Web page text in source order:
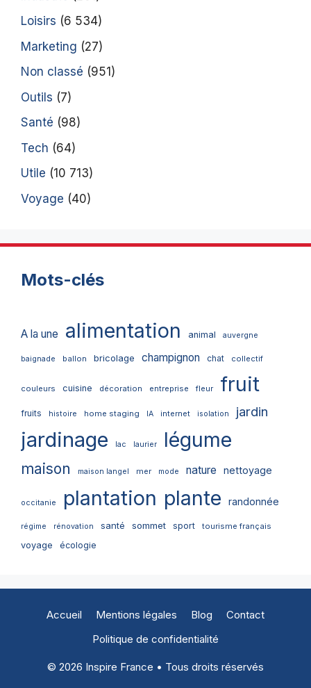
Loisirs (6 534)
Marketing (27)
Non classé (951)
Outils (7)
Santé (98)
Tech (64)
Utile (10 713)
Voyage (40)
Mots-clés
A la une alimentation animal auvergne
baignade ballon bricolage champignon chat collectif
couleurs cuisine décoration entreprise fleur fruit
fruits histoire home staging IA internet isolation jardin
jardinage lac laurier légume
maison maison langel mer mode nature nettoyage
occitanie plantation plante randonnée
régime rénovation santé sommet sport tourisme français
voyage écologie
Accueil Mentions légales Blog
Contact
Politique de confidentialité
© 2026 Inspire France • Tous droits réservés